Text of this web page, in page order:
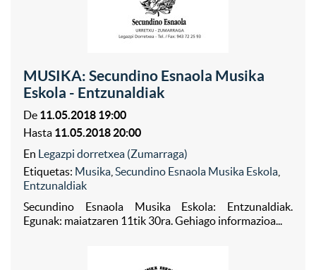
MUSIKA: Secundino Esnaola Musika
Eskola - Entzunaldiak
De 11.05.2018 19:00
Hasta 11.05.2018 20:00
En Legazpi dorretxea (Zumarraga)
Etiquetas: Musika Secundino Esnaola Musika Eskola
Entzunaldiak
Secundino Esnaola Musika Eskola: Entzunaldiak.
Egunak: maiatzaren 11tik 30ra. Gehiago informazioa...